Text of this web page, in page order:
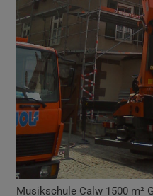
Musikschule Calw 1500 m²